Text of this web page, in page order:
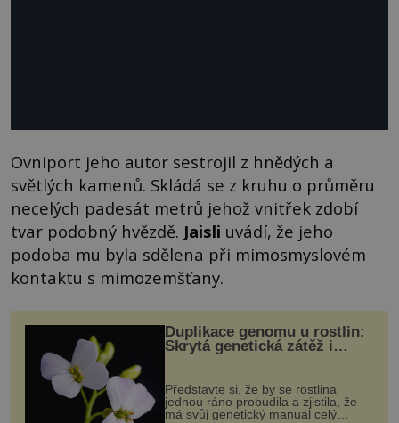
Ovniport jeho autor sestrojil z hnědých a
světlých kamenů. Skládá se z kruhu o průměru
necelých padesát metrů jehož vnitřek zdobí
tvar podobný hvězdě. Jaisli uvádí, že jeho
podoba mu byla sdělena při mimosmyslovém
kontaktu s mimozemšťany.
Duplikace genomu u rostlin:
Skrytá genetická zátěž i
Představte si, že by se rostlina
jednou ráno probudila a zjistila, že
má svůj genetický manuál celý